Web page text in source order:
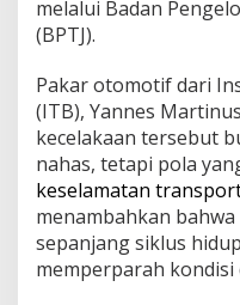
melalui Badan
(BPTJ).
Pakar otomotif dari
(ITB), Yannes
kecelakaan tersebut
nahas, tetapi pola
keselamatan
menambahkan
sepanjang siklus
memperparah kondisi